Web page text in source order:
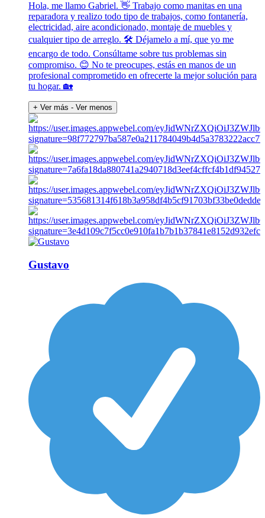
Hola, me llamo Gabriel. 👋 Trabajo como manitas en una
reparadora y realizo todo tipo de trabajos, como fontanería,
electricidad, aire acondicionado, montaje de muebles y
cualquier tipo de arreglo. 🛠️ Déjamelo a mí, que yo me
encargo de todo. Consúltame sobre tus problemas sin
compromiso. 😊 No te preocupes, estás en manos de un
profesional comprometido en ofrecerte la mejor solución para
tu hogar. 🏡
+ Ver más - Ver menos
Gustavo